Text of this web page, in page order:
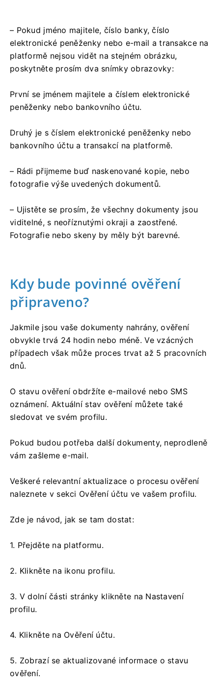
– Pokud jméno majitele, číslo banky, číslo
elektronické peněženky nebo e-mail a transakce na
platformě nejsou vidět na stejném obrázku,
poskytněte prosím dva snímky obrazovky:
První se jménem majitele a číslem elektronické
peněženky nebo bankovního účtu.
Druhý je s číslem elektronické peněženky nebo
bankovního účtu a transakcí na platformě.
– Rádi přijmeme buď naskenované kopie, nebo
fotografie výše uvedených dokumentů.
– Ujistěte se prosím, že všechny dokumenty jsou
viditelné, s neoříznutými okraji a zaostřené.
Fotografie nebo skeny by měly být barevné.
Kdy bude povinné ověření
připraveno?
Jakmile jsou vaše dokumenty nahrány, ověření
obvykle trvá 24 hodin nebo méně. Ve vzácných
případech však může proces trvat až 5 pracovních
dnů.
O stavu ověření obdržíte e-mailové nebo SMS
oznámení. Aktuální stav ověření můžete také
sledovat ve svém profilu.
Pokud budou potřeba další dokumenty, neprodleně
vám zašleme e-mail.
Veškeré relevantní aktualizace o procesu ověření
naleznete v sekci Ověření účtu ve vašem profilu.
Zde je návod, jak se tam dostat:
1. Přejděte na platformu.
2. Klikněte na ikonu profilu.
3. V dolní části stránky klikněte na Nastavení
profilu.
4. Klikněte na Ověření účtu.
5. Zobrazí se aktualizované informace o stavu
ověření.